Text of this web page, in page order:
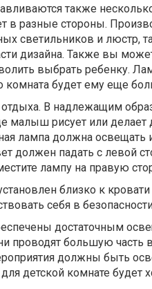
также
в разные стороны.
светильников и люстр,
дизайна. Также вы
выбрать ребенку.
комната будет ему еще
В надлежащим
малыш рисует или
лампа должна
должен падать с левой
лампу на правую
близко к
себя в
достаточным
проводят большую часть
должны быть
детской комнате будет